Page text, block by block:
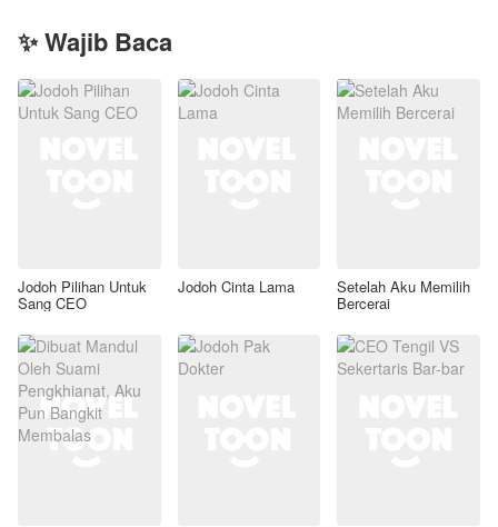
✨ Wajib Baca
Jodoh Pilihan Untuk
Sang CEO
Jodoh Cinta Lama Setelah Aku Memilih
Bercerai